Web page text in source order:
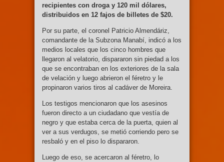
recipientes con droga y 120 mil dólares,
distribuidos en 12 fajos de billetes de $20.
Por su parte, el coronel Patricio Almendáriz,
comandante de la Subzona Manabí, indicó a los
medios locales que los cinco hombres que
llegaron al velatorio, dispararon sin piedad a los
que se encontraban en los exteriores de la sala
de velación y luego abrieron el féretro y le
propinaron varios tiros al cadáver de Moreira.
Los testigos mencionaron que los asesinos
fueron directo a un ciudadano que vestía de
negro y que estaba cerca de la puerta, quien al
ver a sus verdugos, se metió corriendo pero se
resbaló y en el piso lo dispararon.
Luego de eso, se acercaron al féretro, lo